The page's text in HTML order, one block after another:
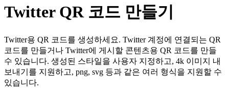
Twitter QR 코드 만들기
Twitter용 QR 코드를 생성하세요. Twitter 계정에 연결되는 QR
코드를 만들거나 Twitter에 게시할 콘텐츠용 QR 코드를 만들
수 있습니다. 생성된 스타일을 사용자 지정하고, 4k 이미지 내
보내기를 지원하고, png, svg 등과 같은 여러 형식을 지원할 수
있습니다.